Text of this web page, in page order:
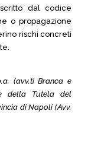
dal codice
o propagazione
rischi concreti
(avv.ti Branca e
e della Tutela del
di Napoli (Avv.